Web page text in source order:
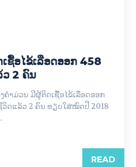
ຊື້ອໄຂ້ເລືອດອອກ 458
ວ 2 ຄົນ
ຄຳມ່ວນ ມີຜູ້ຕິດເຊື້ອໄຂ້ເລືອດອອກ
ດແລ້ວ 2 ຄົນ ທຽບໃສ່ໝົດປີ 2018
READ